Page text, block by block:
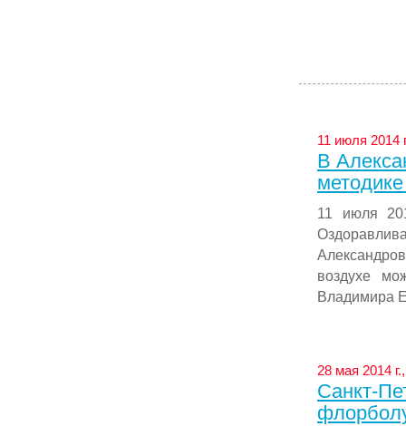
11 июля 2014
В
11 июля
воздухе
Владимира
28 мая 2014
Санкт-